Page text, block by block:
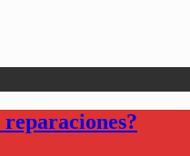
reparaciones?